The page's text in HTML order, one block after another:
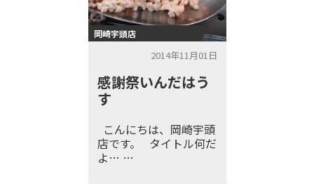
岡崎宇頭店
2014年11月01日
感謝祭いんだはう
す
こんにちは、岡崎宇頭
店です。 タイトル何だ
よ… …